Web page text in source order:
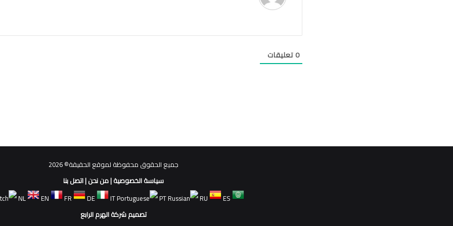
0تعليقات
جميع الحقوق محفوظة لموقع الحقيقة© 2026
سياسة الخصوصية|من نحن|اتصل بنا
NL
EN FR DE IT PT RU
ES
تصميم شركة الهرم الرابع